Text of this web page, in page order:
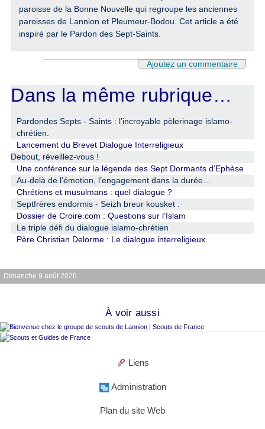
paroisse de la Bonne Nouvelle qui regroupe les anciennes
paroisses de Lannion et Pleumeur-Bodou. Cet article a été
inspiré par le Pardon des Sept-Saints.
Ajoutez un commentaire
Dans la même rubrique…
Pardondes Septs - Saints : l’incroyable pèlerinage islamo-
chrétien.
Lancement du Brevet Dialogue Interreligieux
Debout, réveillez-vous !
Une conférence sur la légende des Sept Dormants d’Ephèse
Au-delà de l’émotion, l’engagement dans la durée…
Chrétiens et musulmans : quel dialogue ?
Septfrères endormis - Seizh breur kousket .
Dossier de Croire.com : Questions sur l’Islam
Le triple défi du dialogue islamo-chrétien
Père Christian Delorme : Le dialogue interreligieux.
Dimanche 9 août 2026
À voir aussi
Liens
Administration
Plan du site Web